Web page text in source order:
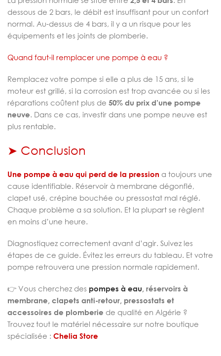
dessous de 2 bars, le débit est insuffisant pour un confort
normal. Au-dessus de 4 bars, il y a un risque pour les
équipements et les joints de plomberie.
Quand faut-il remplacer une pompe à eau ?
Remplacez votre pompe si elle a plus de 15 ans, si le
moteur est grillé, si la corrosion est trop avancée ou si les
réparations coûtent plus de 50% du prix d’une pompe
neuve . Dans ce cas, investir dans une pompe neuve est
plus rentable.
➤ Conclusion
Une pompe à eau qui perd de la pression a toujours une
cause identifiable. Réservoir à membrane dégonflé,
clapet usé, crépine bouchée ou pressostat mal réglé.
Chaque problème a sa solution. Et la plupart se règlent
en moins d’une heure.
Diagnostiquez correctement avant d’agir. Suivez les
étapes de ce guide. Évitez les erreurs du tableau. Et votre
pompe retrouvera une pression normale rapidement.
👉 Vous cherchez des pompes à eau , réservoirs à
membrane, clapets anti-retour, pressostats et
accessoires de plomberie de qualité en Algérie ?
Trouvez tout le matériel nécessaire sur notre boutique
spécialisée : Chelia Store